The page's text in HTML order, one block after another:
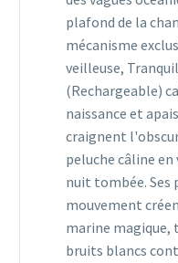
plafond de la
mécanisme
veilleuse,
(Rechargeable)
naissance et
craignent
peluche câline
nuit tombée. Ses
mouvement
marine magique,
bruits blancs